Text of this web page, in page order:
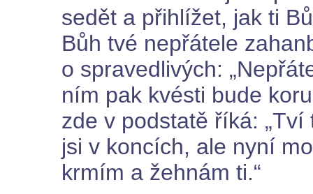
sedět a přihlížet, jak ti
Bůh tvé nepřátele
o spravedlivých:
ním pak kvésti bude
zde v podstatě říká:
jsi v koncích, ale nyní
krmím a žehnám ti.“